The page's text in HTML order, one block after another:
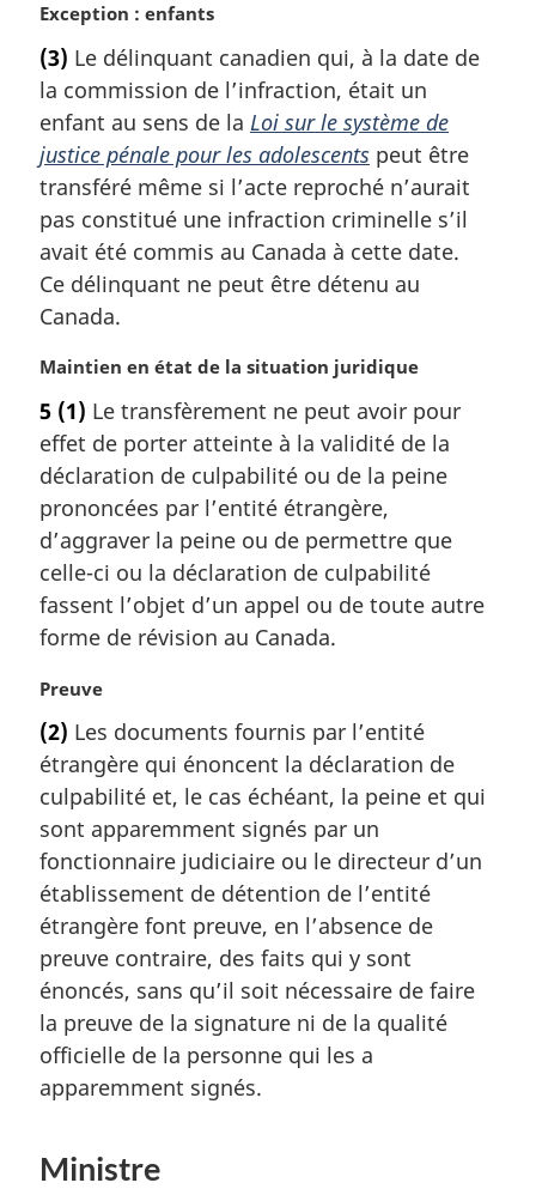
l
:
N
t
e
m
a
r
g
i
n
a
l
e
:
Exception : enfants
(3) Le délinquant canadien qui, à la date de
la commission de l’infraction, était un
enfant au sens de la Loi sur le système de
justice pénale pour les adolescents peut être
transféré même si l’acte reproché n’aurait
pas constitué une infraction criminelle s’il
avait été commis au Canada à cette date.
Ce délinquant ne peut être détenu au
Canada.
N
t
e
m
a
r
g
i
n
a
e
Maintien en état de la situation juridique
5 (1) Le transfèrement ne peut avoir pour
effet de porter atteinte à la validité de la
déclaration de culpabilité ou de la peine
prononcées par l’entité étrangère,
d’aggraver la peine ou de permettre que
celle-ci ou la déclaration de culpabilité
fassent l’objet d’un appel ou de toute autre
forme de révision au Canada.
N
t
e
m
a
g
i
n
a
l
e
:
Preuve
(2) Les documents fournis par l’entité
étrangère qui énoncent la déclaration de
culpabilité et, le cas échéant, la peine et qui
sont apparemment signés par un
fonctionnaire judiciaire ou le directeur d’un
établissement de détention de l’entité
étrangère font preuve, en l’absence de
preuve contraire, des faits qui y sont
énoncés, sans qu’il soit nécessaire de faire
la preuve de la signature ni de la qualité
officielle de la personne qui les a
apparemment signés.
Ministre